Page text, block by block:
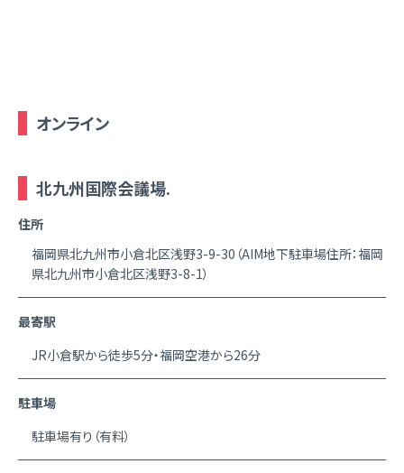
オンライン
北九州国際会議場.
住所
福岡県北九州市小倉北区浅野3-9-30（AIM地下駐車場住所：福岡
県北九州市小倉北区浅野3-8-1）
最寄駅
JR小倉駅から徒歩5分・福岡空港から26分
駐車場
駐車場有り（有料）